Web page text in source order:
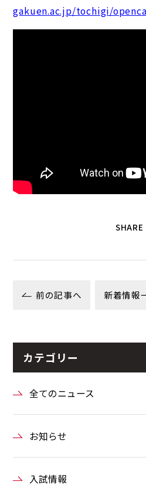
gakuen.ac.jp/tochigi/
SHARE
前の記事へ 新着情報
カテゴリー
全てのニュース
お知らせ
入試情報